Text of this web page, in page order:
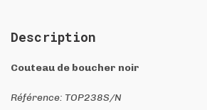
Description
Couteau de boucher noir
Référence: TOP238S/N